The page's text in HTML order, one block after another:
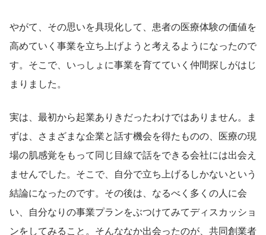
やがて、その思いを具現化して、患者の医療体験の価値を
高めていく事業を立ち上げようと考えるようになったので
す。そこで、いっしょに事業を育てていく仲間探しがはじ
まりました。
実は、最初から起業ありきだったわけではありません。ま
ずは、さまざまな企業と話す機会を得たものの、医療の現
場の肌感覚をもって同じ目線で話をできる会社には出会え
ませんでした。そこで、自分で立ち上げるしかないという
結論になったのです。その後は、なるべく多くの人に会
い、自分なりの事業プランをぶつけてみてディスカッショ
ンをしてみること。そんななか出会ったのが、共同創業者